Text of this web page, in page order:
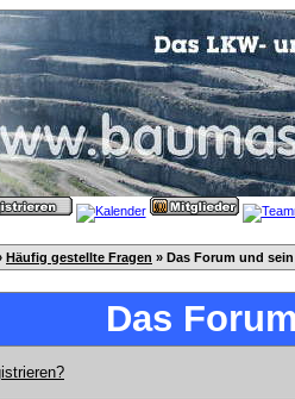
Häufig gestellte Fragen » Das Forum und
Das